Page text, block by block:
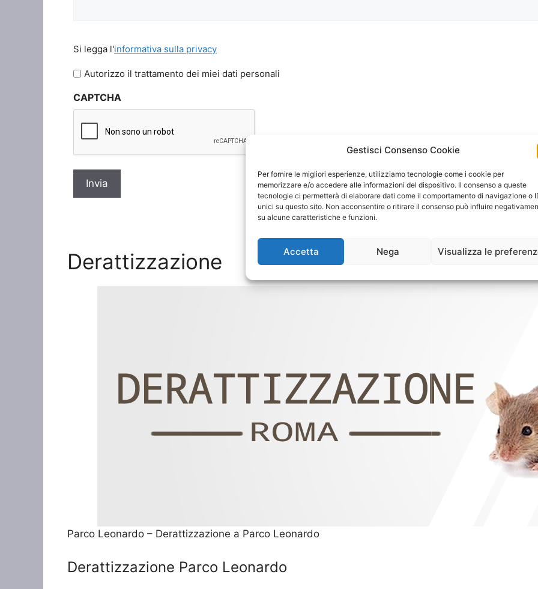
Gestisci Consenso Cookie
Per fornire le migliori esperienze, utilizziamo tecnologie come i cookie per
memorizzare e/o accedere alle informazioni del dispositivo. Il consenso a queste
tecnologie ci permetterà di elaborare dati come il comportamento di navigazione o
unici su questo sito. Non acconsentire o ritirare il consenso può influire
su alcune caratteristiche e funzioni.
Accetta Nega Visualizza le
legga
l'informativa
privacy
Si legga l'informativa sulla privacy
Autorizzo il trattamento dei miei dati personali
CAPTCHA
Derattizzazione
Parco Leonardo – Derattizzazione a Parco Leonardo
Derattizzazione Parco Leonardo